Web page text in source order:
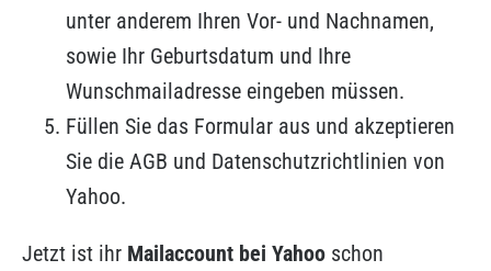
unter anderem Ihren Vor- und Nachnamen,
sowie Ihr Geburtsdatum und Ihre
Wunschmailadresse eingeben müssen.
Füllen Sie das Formular aus und akzeptieren
Sie die AGB und Datenschutzrichtlinien von
Yahoo.
Jetzt ist ihr Mailaccount bei Yahoo schon